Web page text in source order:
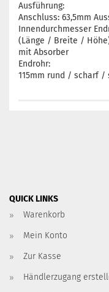
Ausführung:
Anschluss: 63,5mm
Innendurchmesser
(Länge / Breite /
mit Absorber
Endrohr:
115mm rund / scharf /
QUICK LINKS
Warenkorb
Mein Konto
Zur Kasse
Händlerzugang